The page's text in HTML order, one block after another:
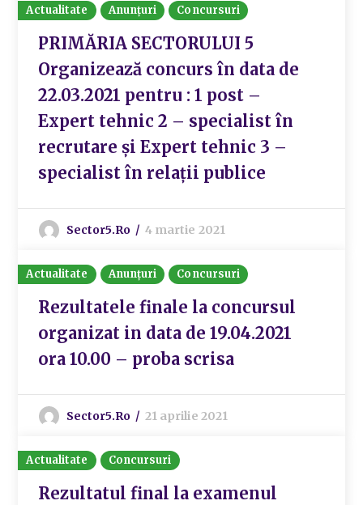
Actualitate Anunțuri Concursuri
PRIMĂRIA SECTORULUI 5
Organizează concurs în data de
22.03.2021 pentru : 1 post –
Expert tehnic 2 – specialist în
recrutare și Expert tehnic 3 –
specialist în relații publice
Sector5.ro 4 martie 2021
Actualitate Anunțuri Concursuri
Rezultatele finale la concursul
organizat in data de 19.04.2021
ora 10.00 – proba scrisa
Sector5.ro 21 aprilie 2021
Actualitate Concursuri
Rezultatul final la examenul